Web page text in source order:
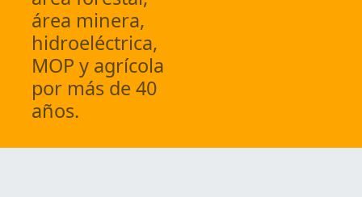
área minera,
hidroeléctrica,
MOP y agrícola
por más de 40
años.